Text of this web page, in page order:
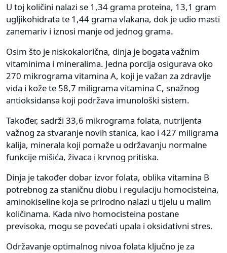
U toj količini nalazi se 1,34 grama proteina, 13,1 gram
ugljikohidrata te 1,44 grama vlakana, dok je udio masti
zanemariv i iznosi manje od jednog grama.
Osim što je niskokalorična, dinja je bogata važnim
vitaminima i mineralima. Jedna porcija osigurava oko
270 mikrograma vitamina A, koji je važan za zdravlje
vida i kože te 58,7 miligrama vitamina C, snažnog
antioksidansa koji podržava imunološki sistem.
Također, sadrži 33,6 mikrograma folata, nutrijenta
važnog za stvaranje novih stanica, kao i 427 miligrama
kalija, minerala koji pomaže u održavanju normalne
funkcije mišića, živaca i krvnog pritiska.
Dinja je također dobar izvor folata, oblika vitamina B
potrebnog za staničnu diobu i regulaciju homocisteina,
aminokiseline koja se prirodno nalazi u tijelu u malim
količinama. Kada nivo homocisteina postane
previsoka, mogu se povećati upala i oksidativni stres.
Održavanje optimalnog nivoa folata ključno je za